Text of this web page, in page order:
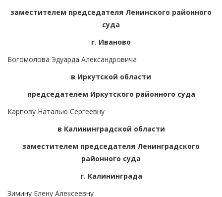
заместителем председателя Ленинского районного
суда
г. Иваново
Богомолова Эдуарда Александровича
в Иркутской области
председателем Иркутского районного суда
Карпову Наталью Сергеевну
в Калининградской области
заместителем председателя Ленинградского
районного суда
г. Калининграда
Зимину Елену Алексеевну